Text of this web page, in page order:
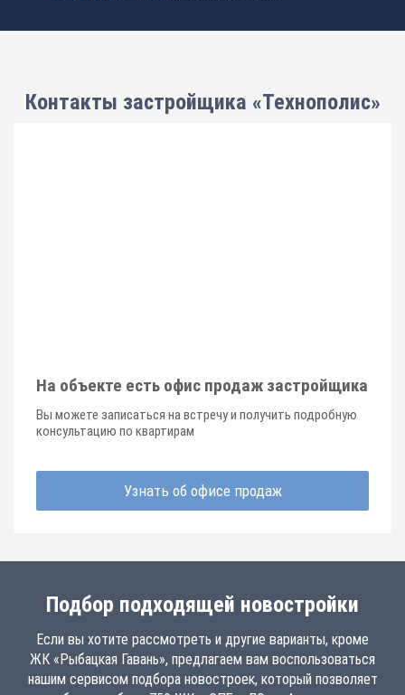
Контакты застройщика «Технополис»
На объекте есть офис продаж застройщика
Вы можете записаться на встречу и получить подробную
консультацию по квартирам
Узнать об офисе продаж
Подбор подходящей новостройки
Если вы хотите рассмотреть и другие варианты, кроме
ЖК «Рыбацкая Гавань», предлагаем вам воспользоваться
нашим сервисом подбора новостроек, который позволяет